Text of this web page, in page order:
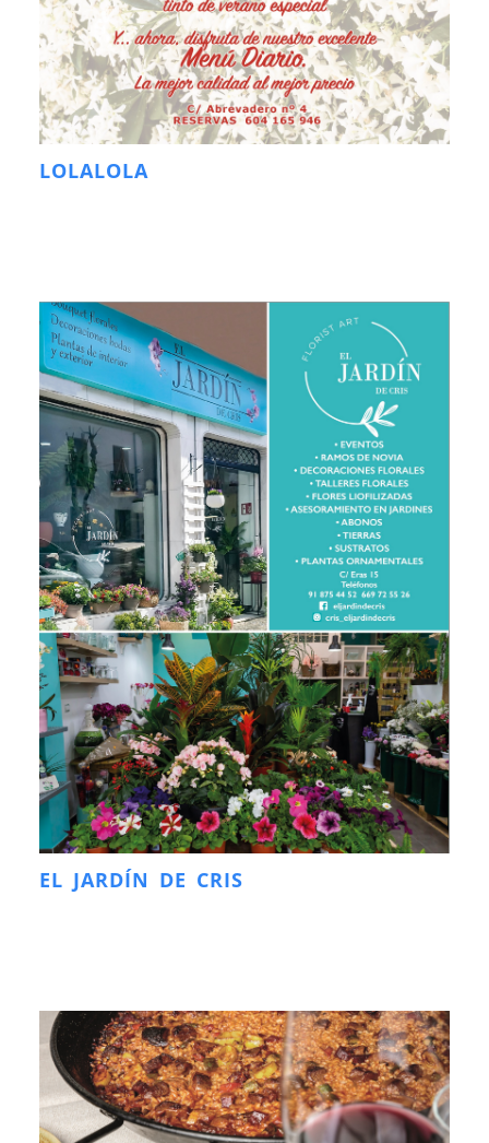
LOLALOLA
EL JARDÍN DE CRIS